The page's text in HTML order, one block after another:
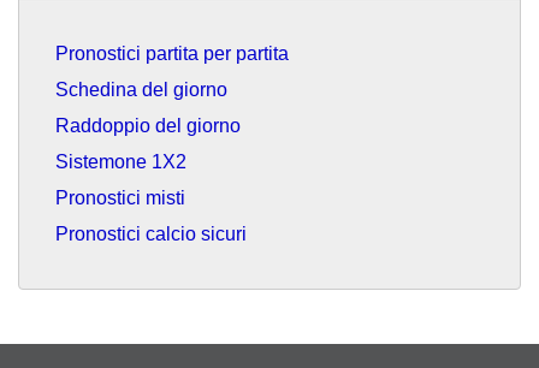
Pronostici partita per partita
Schedina del giorno
Raddoppio del giorno
Sistemone 1X2
Pronostici misti
Pronostici calcio sicuri